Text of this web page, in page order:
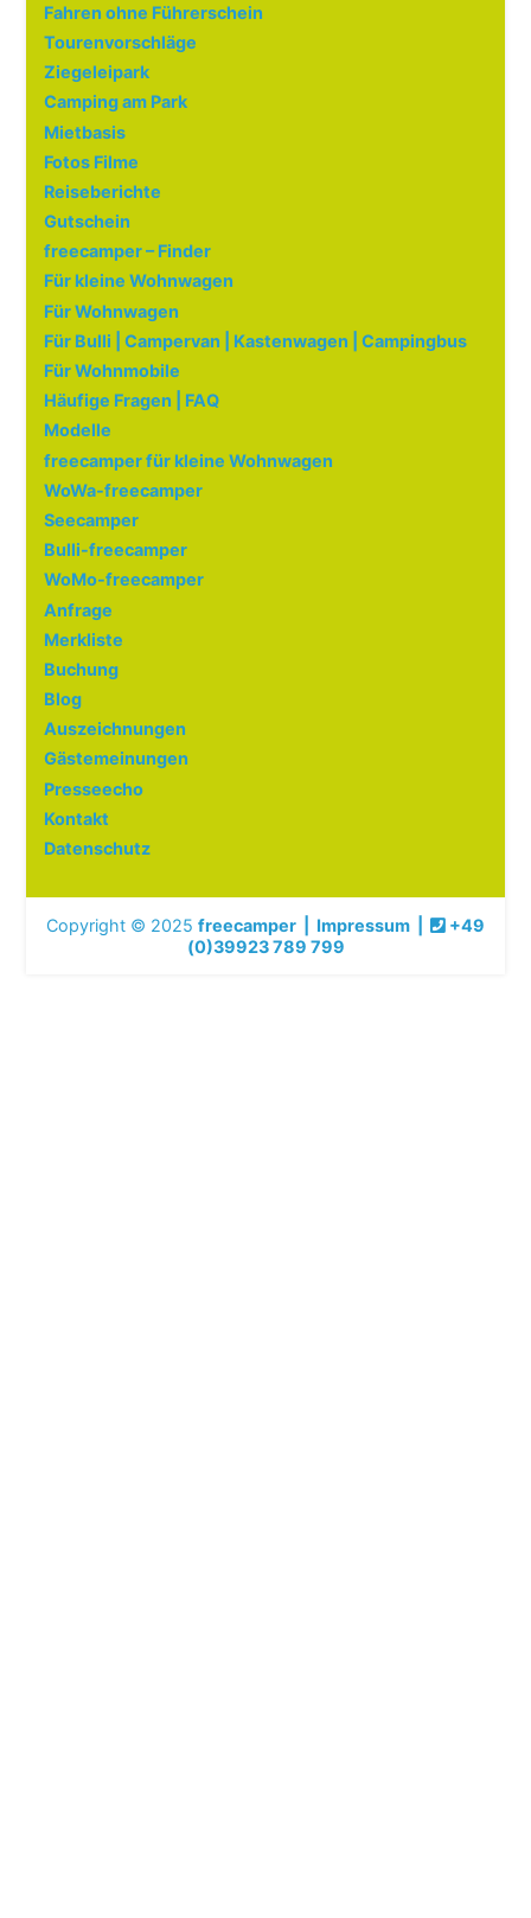
Fahren ohne Führerschein
Tourenvorschläge
Ziegeleipark
Camping am Park
Mietbasis
Fotos Filme
Reiseberichte
Gutschein
freecamper – Finder
Für kleine Wohnwagen
Für Wohnwagen
Für Bulli | Campervan | Kastenwagen | Campingbus
Für Wohnmobile
Häufige Fragen | FAQ
Modelle
freecamper für kleine Wohnwagen
WoWa-freecamper
Seecamper
Bulli-freecamper
WoMo-freecamper
Anfrage
Merkliste
Buchung
Blog
Auszeichnungen
Gästemeinungen
Presseecho
Kontakt
Datenschutz
Copyright © 2025 freecamper Impressum
+49
(0)39923 789 799